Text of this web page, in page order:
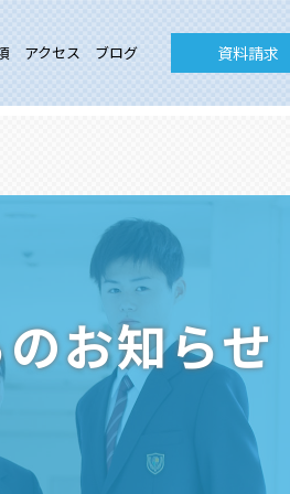
アクセス ブログ 資料請求
お知らせ